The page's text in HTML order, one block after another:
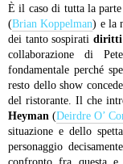
È il caso di tutta la
(Brian Koppelman) e la
dei tanto sospirati diritti
collaborazione di
fondamentale perché
resto dello show
del ristorante. Il che
Heyman (Deirdre O’
situazione e dello
personaggio